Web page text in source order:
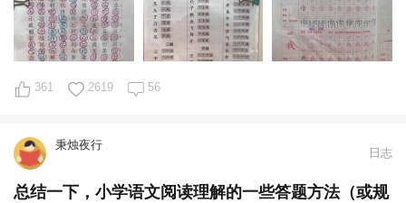
361 2619 56
秉烛夜行
日志
总结一下，小学语文阅读理解的一些答题方法（或规